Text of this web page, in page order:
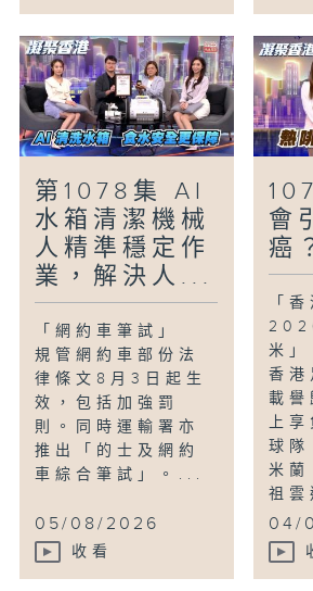
第1078集 AI
水箱清潔機械
人精準穩定作
業，解決人...
「網約車筆試」
規管網約車部份法
律條文8月3日起生
效，包括加強罰
則。同時運輸署亦
推出「的士及網約
車綜合筆試」。...
05/08/2026
收看
會
癌
「
米」
香
載譽
上
球隊
米蘭
祖
04/